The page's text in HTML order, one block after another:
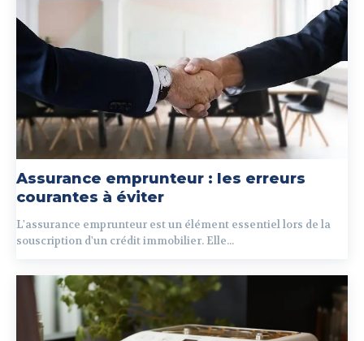
Assurance emprunteur : les erreurs
courantes à éviter
L'assurance emprunteur est un élément essentiel lors de la
souscription d'un crédit immobilier. Elle...